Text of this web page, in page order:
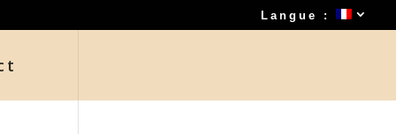
Langue :